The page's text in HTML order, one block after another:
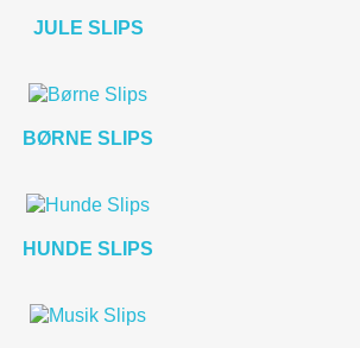
JULE SLIPS
BØRNE SLIPS
HUNDE SLIPS